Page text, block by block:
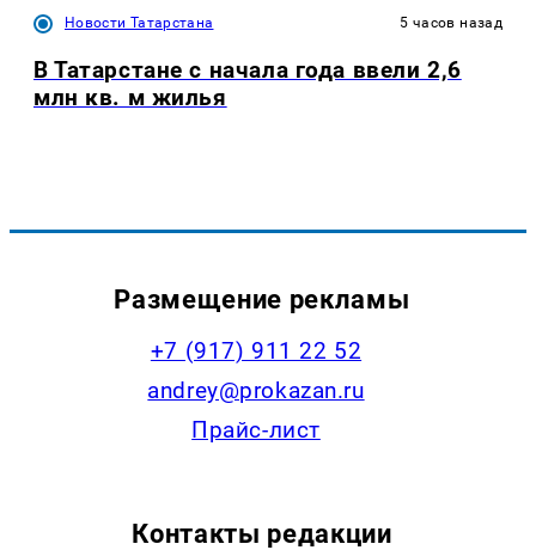
Новости Татарстана 5 часов назад
В Татарстане с начала года ввели 2,6
млн кв. м жилья
Размещение рекламы
+7 (917) 911 22 52
andrey@prokazan.ru
Прайс-лист
Контакты редакции